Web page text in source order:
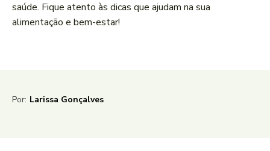
saúde. Fique atento às dicas que ajudam na sua
alimentação e bem-estar!
Por: Larissa Gonçalves